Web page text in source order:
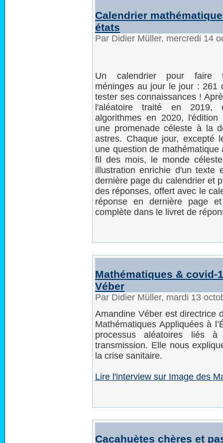
Calendrier
états
Par Didier Müller, mercredi 14
Un calendrier pour faire
méninges au jour le jour : 261
tester ses connaissances !
l'aléatoire traité en
algorithmes en 2020, l'édition
une promenade céleste à la
astres. Chaque jour, excepté
une question de mathématique
fil des mois, le monde
illustration enrichie d'un texte
dernière page du calendrier et
des réponses, offert avec le
réponse en dernière page
complète dans le livret de
Mathématiques & covid-
Véber
Par Didier Müller, mardi 13
Amandine Véber est directrice
Mathématiques Appliquées à
processus aléatoires liés
transmission. Elle nous
la crise sanitaire.
Lire l'interview sur Image des
Cacahuètes chères et